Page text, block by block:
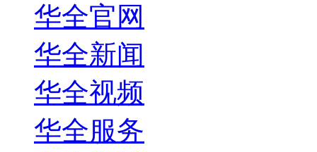
华全官网
华全新闻
华全视频
华全服务